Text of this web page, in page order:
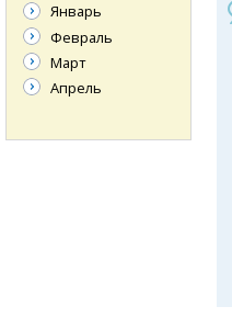
Январь
Февраль
Март
Апрель